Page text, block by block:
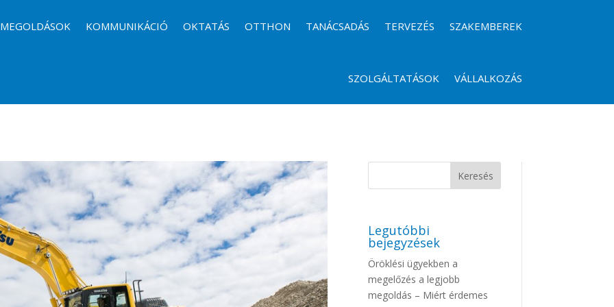
KOMMUNIKÁCIÓ OKTATÁS OTTHON TANÁCSADÁS TERVEZÉS SZAKEMBEREK
SZOLGÁLTATÁSOK VÁLLALKOZÁS
Legutóbbi
bejegyzések
Öröklési ügyekben a
megelőzés a legjobb
megoldás – Miért érdemes